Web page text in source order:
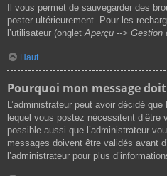
Il vous permet de sauvegarder des
poster ultérieurement. Pour les
l’utilisateur (ongletAperçu --> Gestion
Haut
Pourquoi mon message
L’administrateur peut avoir décidé
lequel vous postez nécessitent d’être
possible aussi que l’administrateur
messages doivent être validés avant
l’administrateur pour plus